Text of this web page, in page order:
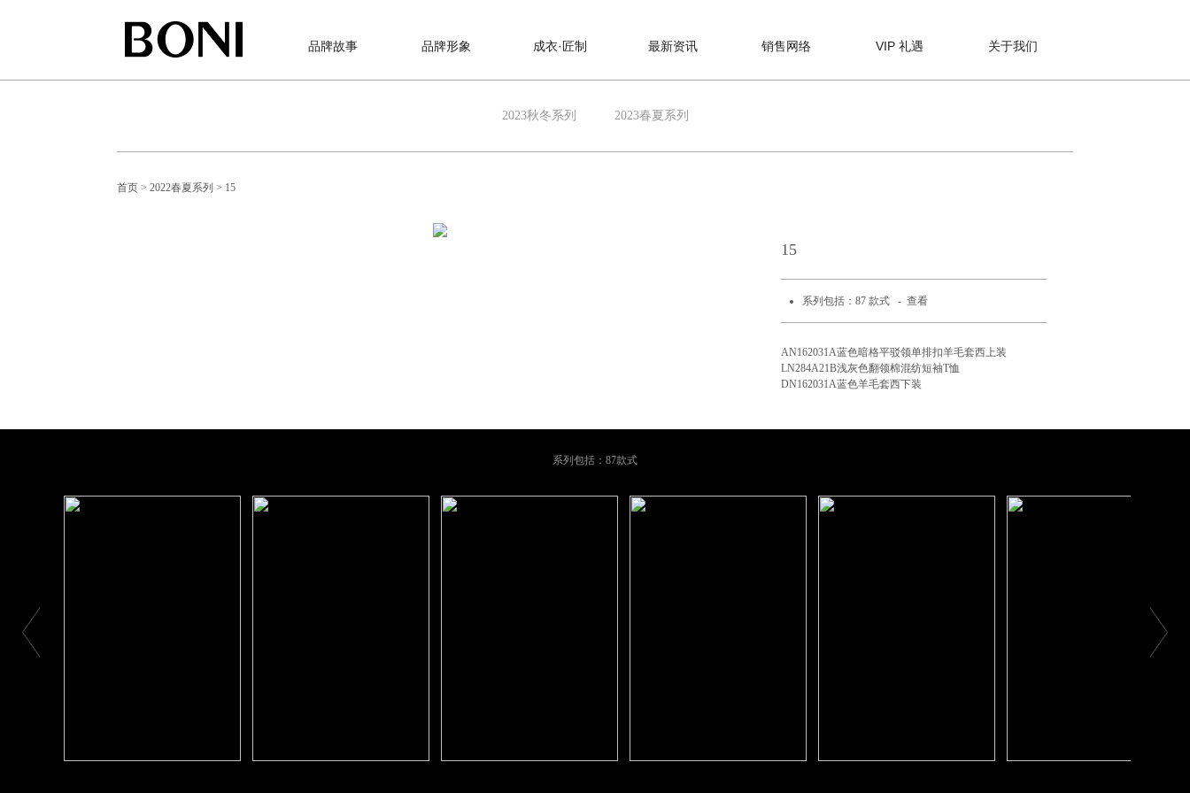
品牌故事 品牌形象 成衣·匠制 最新资讯 销售网络 VIP 礼遇 关于我们
2023秋冬系列 2023春夏系列
首页 > 2022春夏系列 > 15
15
系列包括：87 款式 - 查看
AN162031A蓝色暗格平驳领单排扣羊毛套西上装
LN284A21B浅灰色翻领棉混纺短袖T恤
DN162031A蓝色羊毛套西下装
系列包括：87款式